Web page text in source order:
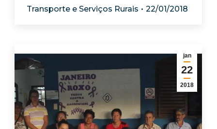
Transporte e Serviços Rurais 22/01/2018
jan
22
2018